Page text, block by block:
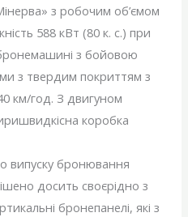
з робочим об’ємом
588 кВт (80 к. с.) при
з бойовою
з твердим покриттям з
км/год. З двигуном
коробка
випуску бронювання
досить своєрідно з
бронепанелі, які з